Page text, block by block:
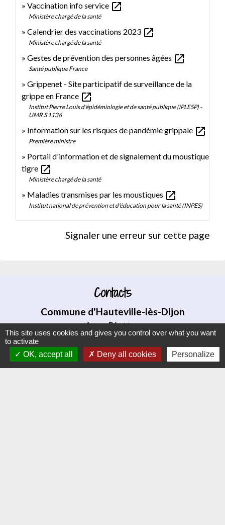
Vaccination info service open_in_new
Ministère chargé de la santé
Calendrier des vaccinations 2023 open_in_new
Ministère chargé de la santé
Gestes de prévention des personnes âgées open_in_new
Santé publique France
Grippenet - Site participatif de surveillance de la
grippe en France open_in_new
Institut Pierre Louis d'épidémiologie et de santé publique (iPLESP) -
UMR S 1136
Information sur les risques de pandémie grippale open_in_new
Première ministre
Portail d'information et de signalement du moustique
tigre open_in_new
Ministère chargé de la santé
Maladies transmises par les moustiques open_in_new
Institut national de prévention et d'éducation pour la santé (INPES)
Signaler une erreur sur cette page
Contacts
Commune d'Hauteville-lès-Dijon
4 rue Riottes
21121 Hauteville-lès-Dijon - FRANCE
+33 3 80 58 07 08
Contact par formulaire
This site uses cookies and gives you control over what you want
to activate
OK, accept all
Deny all cookies Personalize